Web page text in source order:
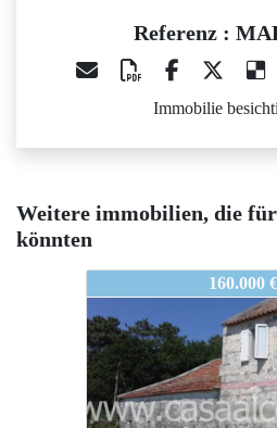
Referenz :
Immobilie
Weitere immobilien, die
könnten
160.000 €
MARIN0786